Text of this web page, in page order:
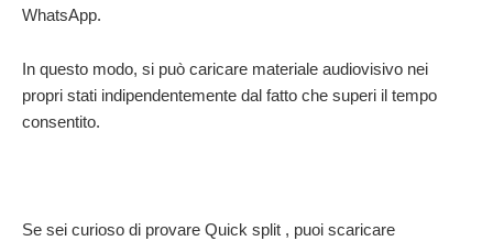
WhatsApp.
In questo modo, si può caricare materiale audiovisivo nei
propri stati indipendentemente dal fatto che superi il tempo
consentito.
Se sei curioso di provare Quick split , puoi scaricare